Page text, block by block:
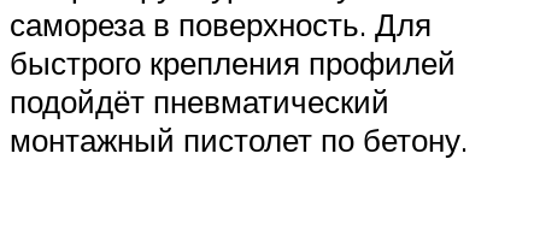
самореза в поверхность. Для
быстрого крепления профилей
подойдёт пневматический
монтажный пистолет по бетону.